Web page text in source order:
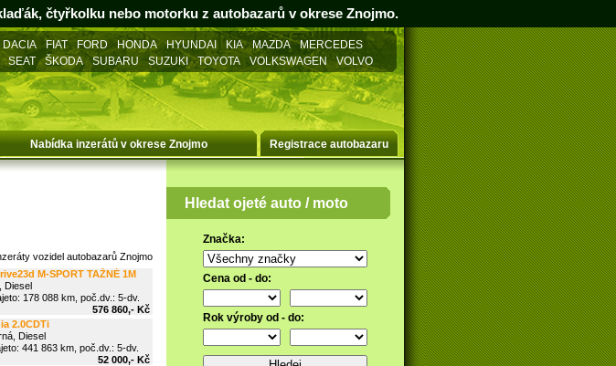
čtyřkolku nebo motorku z autobazarů v okrese Znojmo.
DACIA FIAT FORD HONDA HYUNDAI KIA MAZDA
MERCEDES
SEAT ŠKODA SUBARU SUZUKI TOYOTA VOLKSWAGEN VOLVO
Registrace autobazaru
Nabídka inzerátů v okrese Znojmo
vozidel autobazarů Znojmo
M-SPORT TAŽNÉ 1M
Diesel
178 088 km, poč.dv.: 5-dv.
576 860,- Kč
2.0CDTi
Diesel
441 863 km, poč.dv.: 5-dv.
52 000,- Kč
Hledat ojeté auto / moto
Značka:
Cena od - do:
Rok výroby od - do: